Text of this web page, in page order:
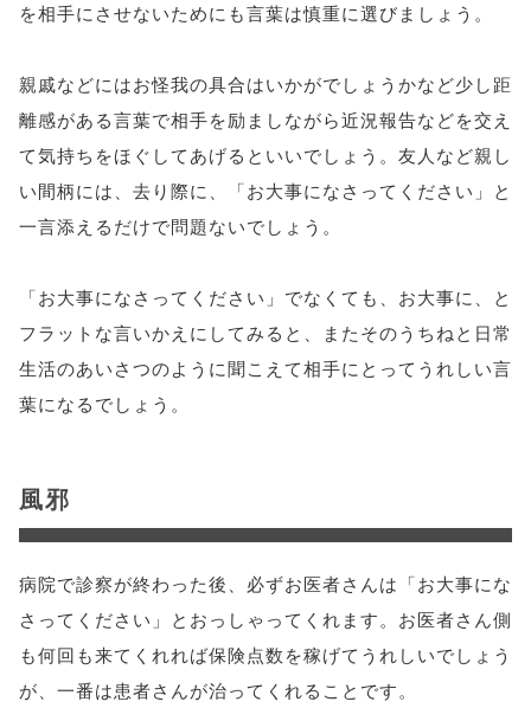
を相手にさせないためにも言葉は慎重に選びましょう。
親戚などにはお怪我の具合はいかがでしょうかなど少し距
離感がある言葉で相手を励ましながら近況報告などを交え
て気持ちをほぐしてあげるといいでしょう。友人など親し
い間柄には、去り際に、「お大事になさってください」と
一言添えるだけで問題ないでしょう。
「お大事になさってください」でなくても、お大事に、と
フラットな言いかえにしてみると、またそのうちねと日常
生活のあいさつのように聞こえて相手にとってうれしい言
葉になるでしょう。
風邪
病院で診察が終わった後、必ずお医者さんは「お大事にな
さってください」とおっしゃってくれます。お医者さん側
も何回も来てくれれば保険点数を稼げてうれしいでしょう
が、一番は患者さんが治ってくれることです。